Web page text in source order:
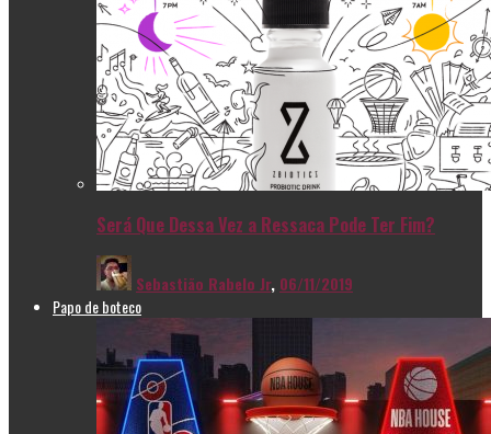
Será Que Dessa Vez a Ressaca Pode Ter Fim?
Sebastião Rabelo Jr, 06/11/2019
Papo de boteco